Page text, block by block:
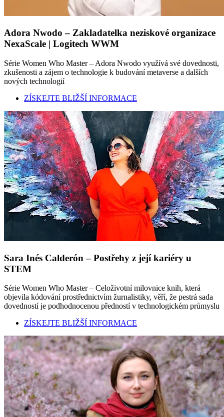
Adora Nwodo – Zakladatelka neziskové organizace
NexaScale | Logitech WWM
Série Women Who Master – Adora Nwodo využívá své dovednosti,
zkušenosti a zájem o technologie k budování metaverse a dalších
nových technologií
ZÍSKEJTE BLIŽŠÍ INFORMACE
Sara Inés Calderón – Postřehy z její kariéry u
STEM
Série Women Who Master – Celoživotní milovnice knih, která
objevila kódování prostřednictvím žurnalistiky, věří, že pestrá sada
dovedností je podhodnocenou předností v technologickém průmyslu
ZÍSKEJTE BLIŽŠÍ INFORMACE